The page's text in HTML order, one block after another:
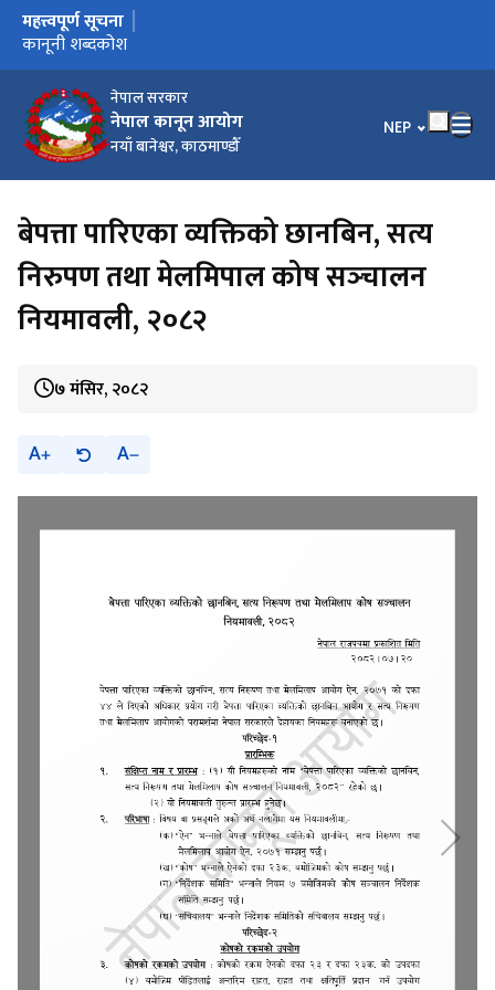
नेपाल सरकार
नेपाल कानून आयोग
नयाँ बानेश्वर, काठमाण्डौँ
भाषा चयन गर्नुहोस्
NEP
मुख्य नेभिगेसनमा जानुहोस्
महत्त्वपूर्ण सूचना
कार्यालय स्थानान्तरण भएको सूचना ।
कानूनी शब्दकोश उपर सुझाव सम्बन्धमा ।
कानूनी शब्दकोश
बेपत्ता पारिएका व्यक्तिको छानबिन, सत्य
निरुपण तथा मेलमिपाल कोष सञ्‍चालन
नियमावली, २०८२
७ मंसिर, २०८२
A A